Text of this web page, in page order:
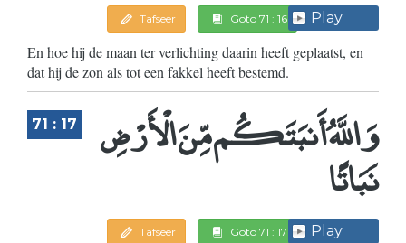
Tafseer Goto 71 : 16 Play
En hoe hij de maan ter verlichting daarin heeft geplaatst, en
dat hij de zon als tot een fakkel heeft bestemd.
71 : 17 وَاللَّهُ أَنبَتَكُم مِّنَ الْأَرْضِ
نَبَاتًا
Tafseer Goto 71 : 17 Play